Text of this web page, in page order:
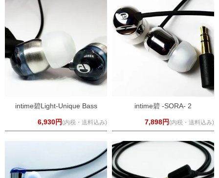
intime碧Light-Unique Bass
6,930円(内税・送料込み)
intime碧 -SORA- 2
7,898円(内税・送料込み)